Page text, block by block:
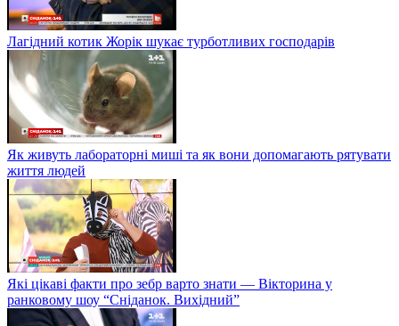
Лагідний котик Жорік шукає турботливих господарів
Як живуть лабораторні миші та як вони допомагають рятувати
життя людей
Які цікаві факти про зебр варто знати — Вікторина у
ранковому шоу “Сніданок. Вихідний”